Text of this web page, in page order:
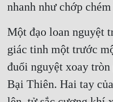
nhanh như chớp
Một đạo loan nguyệt
giác tinh một trước
đuổi nguyệt xoay
Bại Thiên. Hai tay